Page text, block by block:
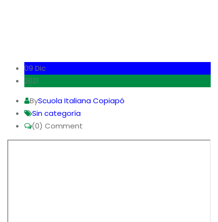
09 Dic
2021
ByScuola Italiana Copiapó
Sin categoría
(0) Comment